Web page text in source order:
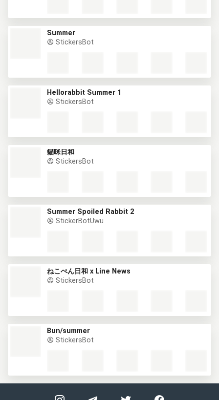
Summer
StickersBot
Hellorabbit Summer 1
StickersBot
貓咪日和
StickersBot
Summer Spoiled Rabbit 2
StickerBotUwu
ねこぺん日和 x Line News
StickersBot
Bun/summer
StickersBot